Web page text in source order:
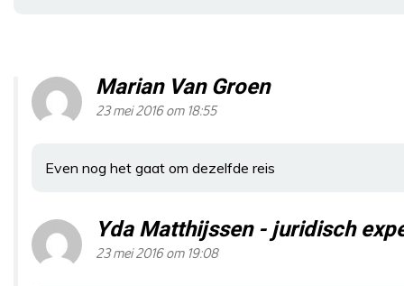
Marian Van Groen
23 mei 2016 om 18:55
Even nog het gaat om dezelfde reis
Yda Matthijssen - juridisch
23 mei 2016 om 19:08